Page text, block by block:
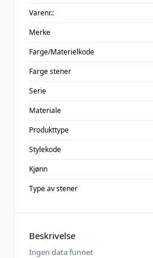
Beskrivelse
Ingen data funnet
Varenr.:
Merke
Farge/Materielkode
Farge stener
Serie
Materiale
Produkttype
Stylekode
Kjønn
Type av stener